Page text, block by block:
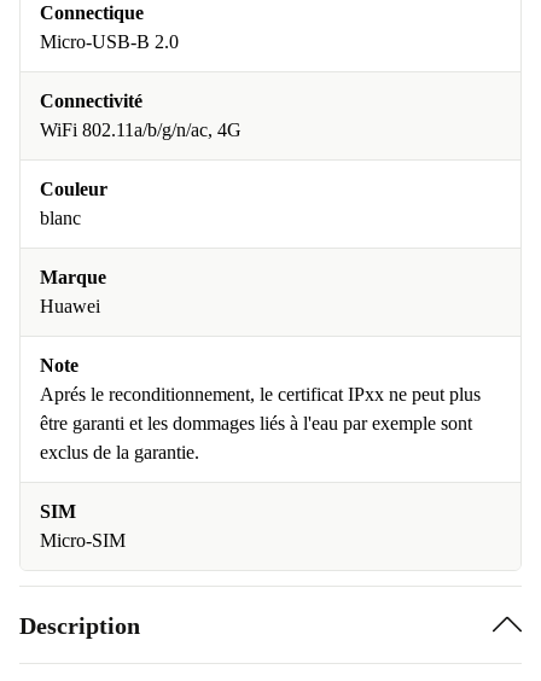
Connectique
Micro-USB-B 2.0
Connectivité
WiFi 802.11a/b/g/n/ac, 4G
Couleur
blanc
Marque
Huawei
Note
Aprés le reconditionnement, le certificat IPxx ne peut plus
être garanti et les dommages liés à l'eau par exemple sont
exclus de la garantie.
SIM
Micro-SIM
Description